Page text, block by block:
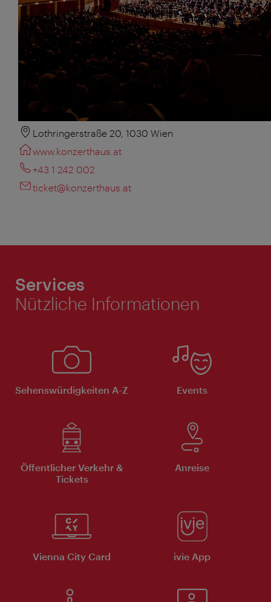
Lothringerstraße 20, 1030 Wien
www.konzerthaus.at
+43 1 242 002
ticket@konzerthaus.at
Services
Nützliche Informationen
Sehenswürdigkeiten A-Z Events
Öffentlicher Verkehr &
Tickets
Anreise
Vienna City Card ivie App